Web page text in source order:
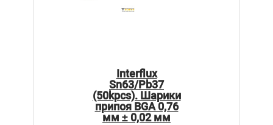
Interflux
Sn63/Pb37
(50kpcs). Шарики
припоя BGA 0,76
мм ± 0,02 мм